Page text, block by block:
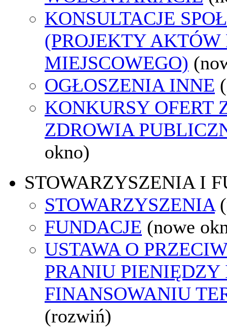
KONSULTACJE
(PROJEKTY AKTÓW
MIEJSCOWEGO)
OGŁOSZENIA INNE
KONKURSY OFERT
ZDROWIA
okno)
STOWARZYSZENIA I
STOWARZYSZENIA
FUNDACJE (nowe
USTAWA O
PRANIU PIENIĘDZY
FINANSOWANIU
(rozwiń)